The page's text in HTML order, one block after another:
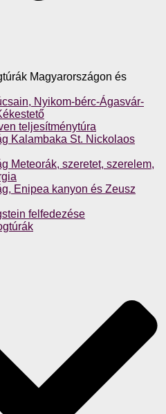
Magyarországon és
Nyikom-bérc-Ágasvár-
teljesítménytúra
Kalambaka St. Nickolaos
Meteorák, szeretet, szerelem,
Enipea kanyon és Zeusz
felfedezése